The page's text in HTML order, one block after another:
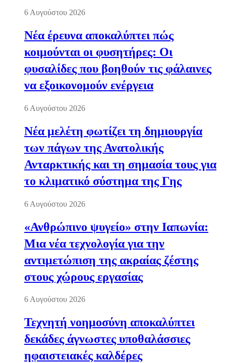
6 Αυγούστου 2026
Νέα έρευνα αποκαλύπτει πώς
κοιμούνται οι φυσητήρες: Οι
φυσαλίδες που βοηθούν τις φάλαινες
να εξοικονομούν ενέργεια
6 Αυγούστου 2026
Νέα μελέτη φωτίζει τη δημιουργία
των πάγων της Ανατολικής
Ανταρκτικής και τη σημασία τους για
το κλιματικό σύστημα της Γης
6 Αυγούστου 2026
«Ανθρώπινο ψυγείο» στην Ιαπωνία:
Μια νέα τεχνολογία για την
αντιμετώπιση της ακραίας ζέστης
στους χώρους εργασίας
6 Αυγούστου 2026
Τεχνητή νοημοσύνη αποκαλύπτει
δεκάδες άγνωστες υποθαλάσσιες
ηφαιστειακές καλδέρες